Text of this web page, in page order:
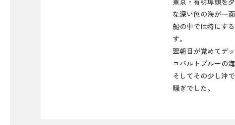
な深い色の海が一
船の中では特にす
す。
翌朝目が覚めてデ
コバルトブルーの
そしてその少し沖
騒ぎでした。